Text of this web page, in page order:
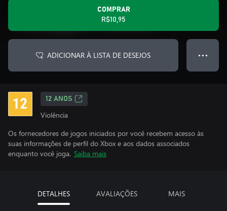
COMPRAR
R$10,95
ADICIONAR À LISTA DE DESEJOS ● ● ●
12 ANOS
Violência
Os fornecedores de jogos iniciados por você recebem acesso às
suas informações de perfil do Xbox e aos dados associados
enquanto você joga. Saiba mais
DETALHES AVALIAÇÕES MAIS